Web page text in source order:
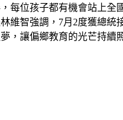
每位孩子都有機會站上
維智強調，7月2度獲總
，讓偏鄉教育的光芒持續